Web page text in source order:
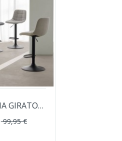
TABURETE ASHA GIRATORIO TAPIZADO EN TELA...
99,95 €